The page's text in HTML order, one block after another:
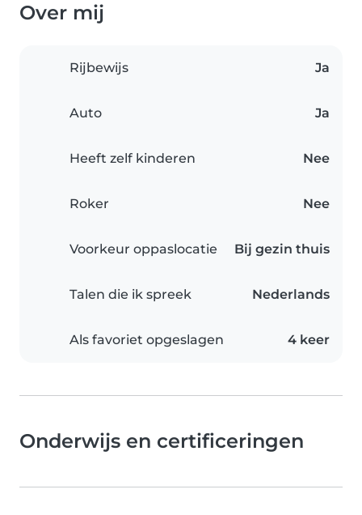
Over mij
Rijbewijs Ja
Auto Ja
Heeft zelf kinderen Nee
Roker Nee
Voorkeur oppaslocatie Bij gezin thuis
Talen die ik spreek Nederlands
Als favoriet opgeslagen 4 keer
Onderwijs en certificeringen